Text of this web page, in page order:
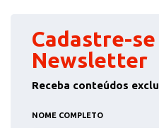
Cadastre-se
Newsletter
Receba conteúdos
NOME COMPLETO